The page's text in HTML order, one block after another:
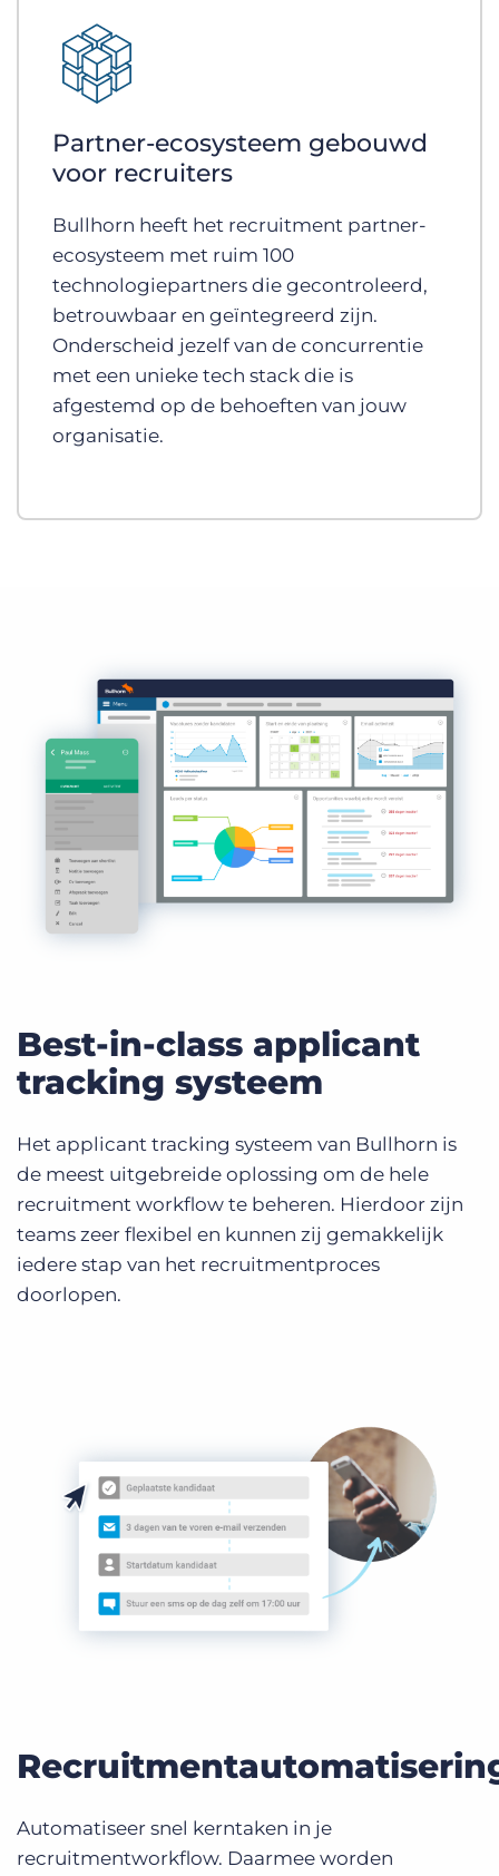
Partner-ecosysteem gebouwd
voor recruiters
Bullhorn heeft het recruitment partner-
ecosysteem met ruim 100
technologiepartners die gecontroleerd,
betrouwbaar en geïntegreerd zijn.
Onderscheid jezelf van de concurrentie
met een unieke tech stack die is
afgestemd op de behoeften van jouw
organisatie.
Best-in-class applicant
tracking systeem
Het applicant tracking systeem van Bullhorn is
de meest uitgebreide oplossing om de hele
recruitment workflow te beheren. Hierdoor zijn
teams zeer flexibel en kunnen zij gemakkelijk
iedere stap van het recruitmentproces
doorlopen.
Automatiseer snel kerntaken in je
recruitmentworkflow. Daarmee worden